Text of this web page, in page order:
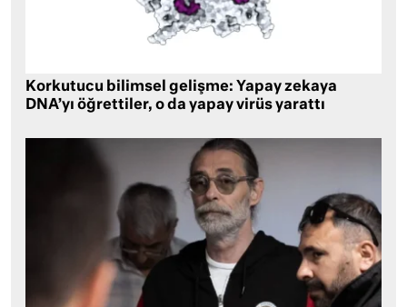
Korkutucu bilimsel gelişme: Yapay zekaya
DNA’yı öğrettiler, o da yapay virüs yarattı